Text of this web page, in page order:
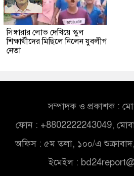
সিঙ্গারার লোভ দেখিয়ে স্কুল
শিক্ষার্থীদের মিছিলে নিলেন যুবলীগ
নেতা
সম্পাদক ও প্রকাশক :
ফোন : +8802222243049,
অফিস : ৫ম তলা, ১০০/এ
ইমেইল :